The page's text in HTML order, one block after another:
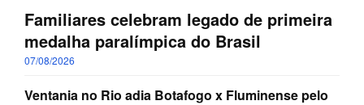
Familiares celebram legado de primeira
medalha paralímpica do Brasil
07/08/2026
Ventania no Rio adia Botafogo x Fluminense pelo